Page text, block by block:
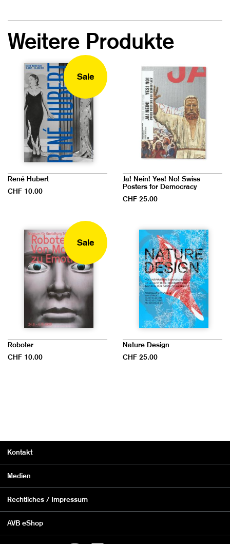
Weitere Produkte
Sale
René Hubert
CHF 10.00
Ja! Nein! Yes! No! Swiss
Posters for Democracy
CHF 25.00
Sale
Roboter
CHF 10.00
Nature Design
CHF 25.00
Kontakt
Medien
Rechtliches / Impressum
AVB eShop